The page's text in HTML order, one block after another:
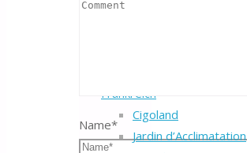
Frankreich
Cigoland
Jardin d’Acclimatation
Name*